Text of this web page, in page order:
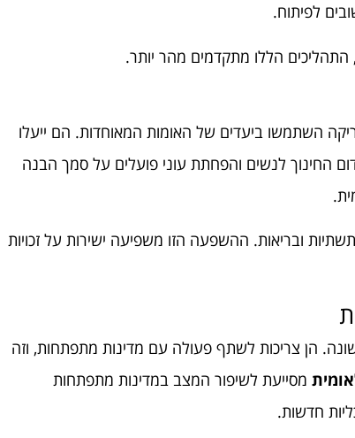
לפיתוח.
הללו מתקדמים מהר יותר.
השתמשו ביעדים של האומות המאוחדות. הם ייעלו
החינוך לנשים והפחתת עוני פועלים על סמך הבנה
ובריאות. ההשפעה הזו משפיעה ישירות על זכויות
הן צריכות לשתף פעולה עם מדינות מתפתחות, וזה
מסייעת לשיפור המצב במדינות מתפתחות
חדשות.